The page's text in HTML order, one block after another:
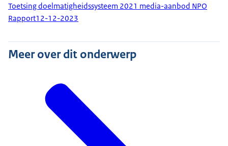
Toetsing doelmatigheidssysteem 2021 media-aanbod NPO
Rapport12-12-2023
Meer over dit onderwerp